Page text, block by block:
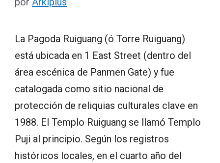
La Pagoda Ruiguang (ó Torre Ruiguang)
está ubicada en 1 East Street (dentro del
área escénica de Panmen Gate) y fue
catalogada como sitio nacional de
protección de reliquias culturales clave en
1988. El Templo Ruiguang se llamó Templo
Puji al principio. Según los registros
históricos locales, en el cuarto año del